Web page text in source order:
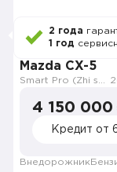
2 года
1 год
Mazda CX-5
4 150 000
Кредит от
Внедорожник